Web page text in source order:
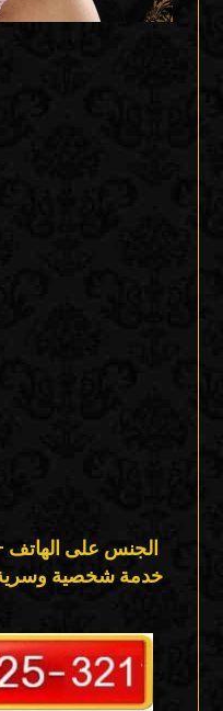
الجنس على
خدمة شخصية وسرية